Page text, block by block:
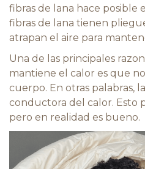
fibras de lana hace posible
fibras de lana tienen
atrapan el aire para
Una de las principales
mantiene el calor es que
cuerpo. En otras palabras,
conductora del calor. Esto
pero en realidad es bueno.